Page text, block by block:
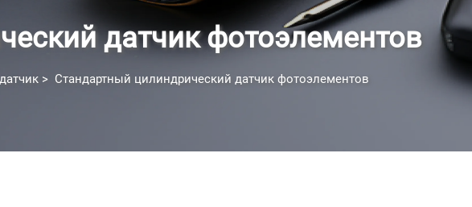
датчик фотоэлементов
> Стандартный цилиндрический датчик фотоэлементов